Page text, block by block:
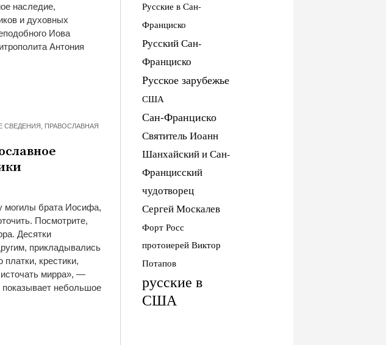
наследие,
и духовных
Иова
Антония
СВЕДЕНИЯ
ПРАВОСЛАВНАЯ
могилы брата Иосифа,
Посмотрите,
Десятки
прикладывались
крестики,
мирра», —
показывает небольшое
Русские в Сан-
Франциско
Русский Сан-
Франциско
Русское зарубежье
США
Сан-Франциско
Святитель Иоанн
Шанхайский и Сан-
Францисский
чудотворец
Сергей Москалев
Форт Росс
протоиерей Виктор
Потапов
русские в
США